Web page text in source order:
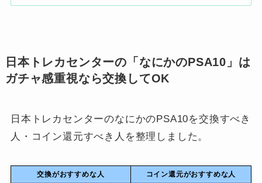
日本トレカセンターの「なにかのPSA10」は
ガチャ感重視なら交換してOK
日本トレカセンターのなにかのPSA10を交換すべき
人・コイン還元すべき人を整理しました。
交換がおすすめな人 コイン還元がおすすめな人